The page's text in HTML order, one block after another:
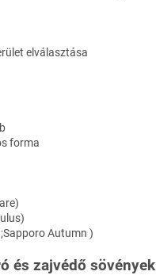
elválasztása
forma
Autumn )
és zajvédő sövények